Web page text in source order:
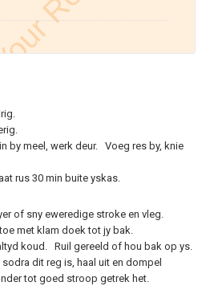
by meel, werk deur. Voeg res by, knie
rus 30 min buite yskas.
of sny eweredige stroke en vleg.
met klam doek tot jy bak.
koud. Ruil gereeld of hou bak op ys.
dit reg is, haal uit en dompel
tot goed stroop getrek het.